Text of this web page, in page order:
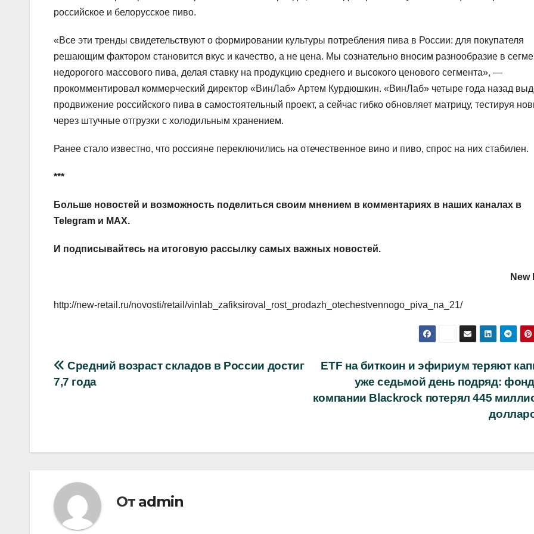
российское и белорусское пиво.
«Все эти тренды свидетельствуют о формировании культуры потребления пива в России: для покупателя
решающим фактором становится вкус и качество, а не цена. Мы сознательно вносим разнообразие в
недорогого массового пива, делая ставку на продукцию среднего и высокого ценового сегмента», —
прокомментировал коммерческий директор «ВинЛаб» Артем Курдюшкин. «ВинЛаб» четыре года назад
продвижение российского пива в самостоятельный проект, а сейчас гибко обновляет матрицу, тестируя
через штучные отгрузки с холодильным хранением.
Ранее стало известно, что россияне переключились на отечественное вино и пиво, спрос на них стабилен.
***
Больше новостей и возможность поделиться своим мнением в комментариях в наших каналах в
Telegram и MAX.
И подписывайтесь на итоговую рассылку самых важных новостей.
New
http://new-retail.ru/novosti/retail/vinlab_zafiksiroval_rost_prodazh_otechestvennogo_piva_na_21/
Навигация
по
ETF на биткоин и эфириум теряют
уже седьмой день подряд:
компании Blackrock потерял 445
Средний возраст складов в России достиг
7,7 года
От admin